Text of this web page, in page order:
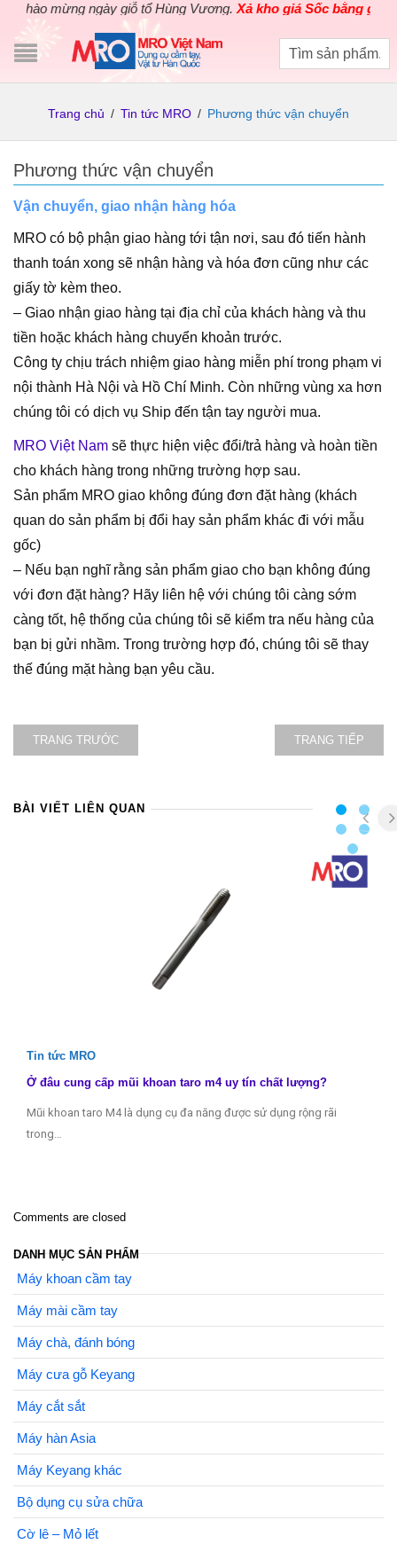
mừng ngày giỗ tổ Hùng Vương.Xả kho giá Sốc bằng giá Gốc
Trang chủ / Tin tức MRO / Phương thức vận chuyển
Phương thức vận chuyển
Vận chuyển, giao nhận hàng hóa
MRO có bộ phận giao hàng tới tận nơi, sau đó tiến hành
thanh toán xong sẽ nhận hàng và hóa đơn cũng như các
giấy tờ kèm theo.
– Giao nhận giao hàng tại địa chỉ của khách hàng và thu
tiền hoặc khách hàng chuyển khoản trước.
Công ty chịu trách nhiệm giao hàng miễn phí trong phạm vi
nội thành Hà Nội và Hồ Chí Minh. Còn những vùng xa hơn
chúng tôi có dịch vụ Ship đến tận tay người mua.
MRO Việt Nam sẽ thực hiện việc đổi/trả hàng và hoàn tiền
cho khách hàng trong những trường hợp sau.
Sản phẩm MRO giao không đúng đơn đặt hàng (khách
quan do sản phẩm bị đổi hay sản phẩm khác đi với mẫu
gốc)
– Nếu bạn nghĩ rằng sản phẩm giao cho bạn không đúng
với đơn đặt hàng? Hãy liên hệ với chúng tôi càng sớm
càng tốt, hệ thống của chúng tôi sẽ kiểm tra nếu hàng của
bạn bị gửi nhầm. Trong trường hợp đó, chúng tôi sẽ thay
thế đúng mặt hàng bạn yêu cầu.
TRANG TRƯỚC TRANG TIẾP
BÀI VIẾT LIÊN QUAN
Tin tức MRO
Ở đâu cung cấp mũi khoan taro m4 uy tín chất lượng?
Mũi khoan taro M4 là dụng cụ đa năng được sử dụng rộng rãi
trong…
Comments are closed
DANH MỤC SẢN PHẨM
Máy khoan cầm tay
Máy mài cầm tay
Máy chà, đánh bóng
Máy cưa gỗ Keyang
Máy cắt sắt
Máy hàn Asia
Máy Keyang khác
Bộ dụng cụ sửa chữa
Cờ lê – Mỏ lết